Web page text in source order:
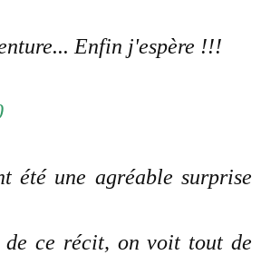
Enfin j'espère !!!
été une agréable surprise
ce récit, on voit tout de